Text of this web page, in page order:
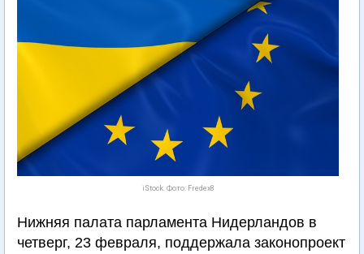
iStock. Фото: Fredex8
Нижняя палата парламента Нидерландов в
четверг, 23 февраля, поддержала законопроект